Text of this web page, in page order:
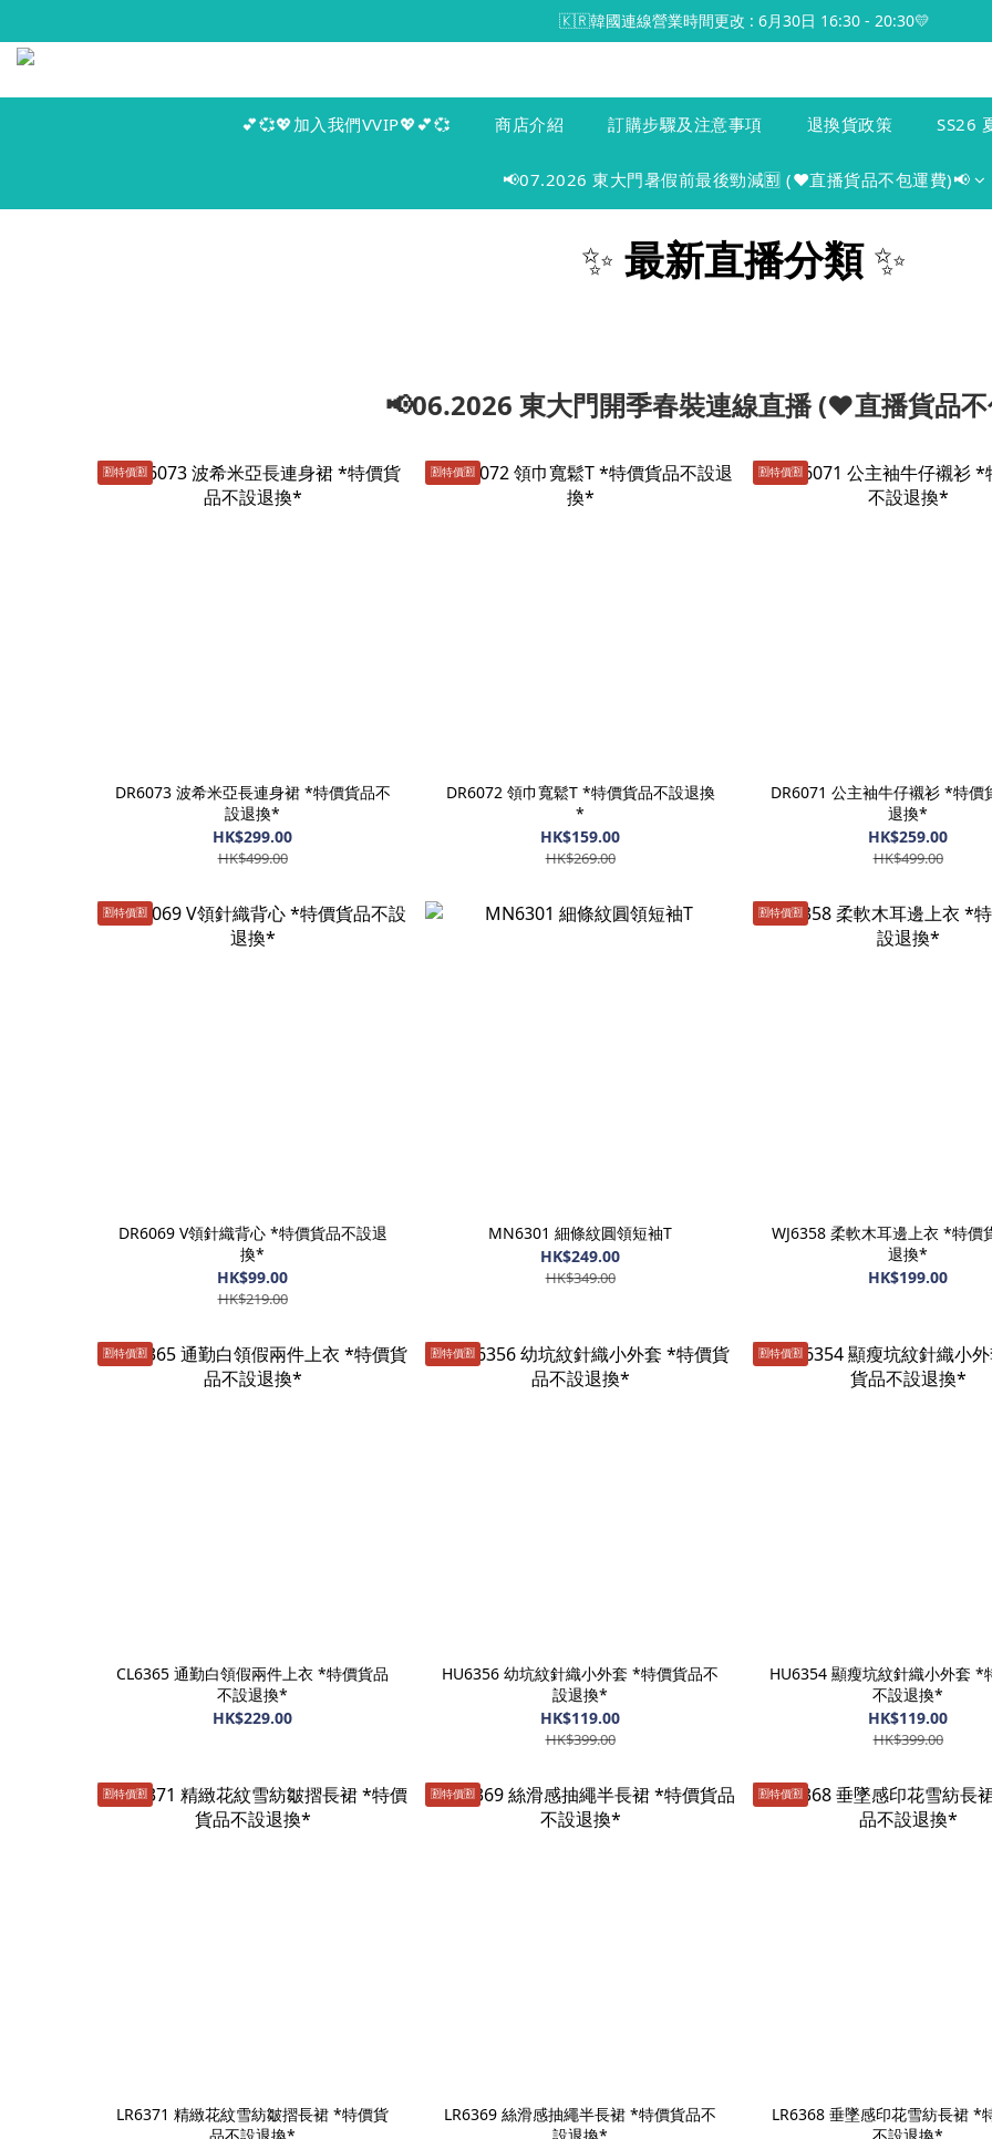
🇰🇷韓國連線營業時間更改 : 6月30日 16:30 - 20:30💛
💕💞💖加入我們VVIP💖💕💞 商店介紹 訂購步驟及注意事項 退換貨政策 SS26
📢07.2026 東大門暑假前最後勁減🈹 (♥️直播貨品不包運費)📢
✨ 最新直播分類✨
📢06.2026 東大門開季春裝連線直播 (♥️直播貨品
🈹️特價🈹️
DR6073 波希米亞長連身裙 *特價貨品不
設退換*
HK$299.00
HK$499.00
🈹️特價🈹️
DR6072 領巾寬鬆T *特價貨品不設退換
*
HK$159.00
HK$269.00
🈹️特價🈹️
DR6071 公主袖牛仔襯衫 *特價
退換*
HK$259.00
HK$499.00
🈹️特價🈹️
DR6069 V領針織背心 *特價貨品不設退
換*
HK$99.00
HK$219.00
MN6301 細條紋圓領短袖T
HK$249.00
HK$349.00
🈹️特價🈹️
WJ6358 柔軟木耳邊上衣 *特價
退換*
HK$199.00
🈹️特價🈹️
CL6365 通勤白領假兩件上衣 *特價貨品
不設退換*
HK$229.00
🈹️特價🈹️
HU6356 幼坑紋針織小外套 *特價貨品不
設退換*
HK$119.00
HK$399.00
🈹️特價🈹️
HU6354 顯瘦坑紋針織小外套 *
不設退換*
HK$119.00
HK$399.00
🈹️特價🈹️
LR6371 精緻花紋雪紡皺摺長裙 *特價貨
🈹️特價🈹️
LR6369 絲滑感抽繩半長裙 *特價貨品不
🈹️特價🈹️
LR6368 垂墜感印花雪紡長裙 *